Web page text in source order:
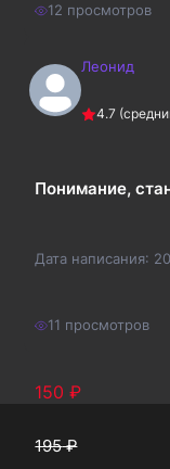
12 просмотров
200 ₽Леонид
4.7
Понимание,
Дата написания:
11 просмотров
150 ₽
195₽